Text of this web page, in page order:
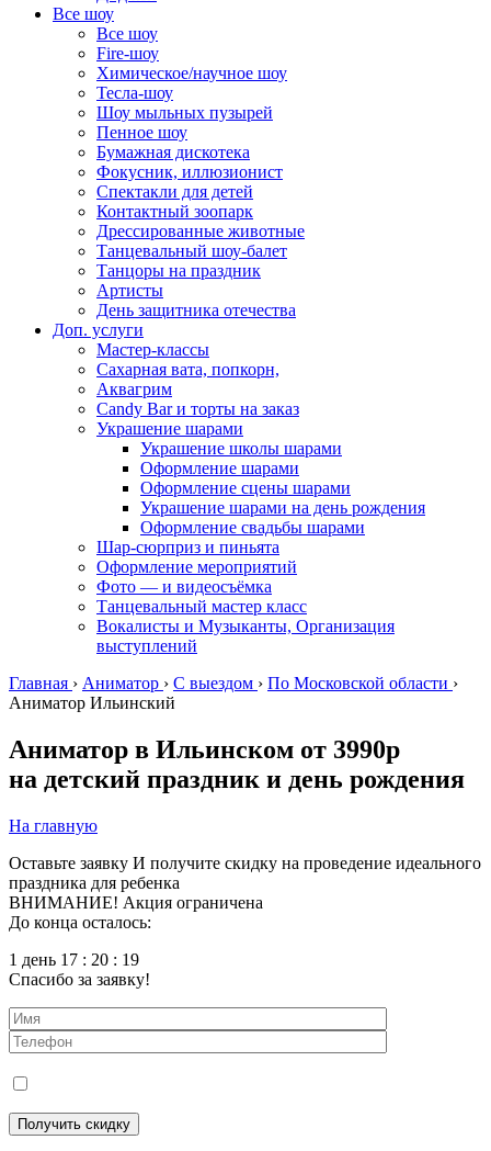
Все шоу
Все шоу
Fire-шоу
Химическое/научное шоу
Тесла-шоу
Шоу мыльных пузырей
Пенное шоу
Бумажная дискотека
Фокусник, иллюзионист
Спектакли для детей
Контактный зоопарк
Дрессированные животные
Танцевальный шоу-балет
Танцоры на праздник
Артисты
День защитника отечества
Доп. услуги
Мастер-классы
Сахарная вата, попкорн,
Аквагрим
Candy Bar и торты на заказ
Украшение шарами
Украшение школы шарами
Оформление шарами
Оформление сцены шарами
Украшение шарами на день рождения
Оформление свадьбы шарами
Шар-сюрприз и пиньята
Оформление мероприятий
Фото — и видеосъёмка
Танцевальный мастер класс
Вокалисты и Музыканты, Организация
выступлений
Главная › Аниматор › С выездом › По Московской области ›
Аниматор Ильинский
Аниматор в Ильинском от 3990р
на детский праздник и день рождения
На главную
Оставьте заявку И получите скидку на проведение идеального
праздника для ребенка
ВНИМАНИЕ! Акция ограничена
До конца осталось:
1 день 17 : 20 : 17
Спасибо за заявку!